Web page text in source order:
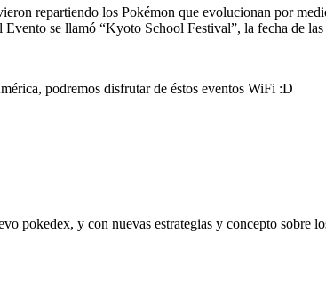
repartiendo los Pokémon que evolucionan por
se llamó “Kyoto School Festival”, la fecha de
podremos disfrutar de éstos eventos WiFi :D
pokedex, y con nuevas estrategias y concepto